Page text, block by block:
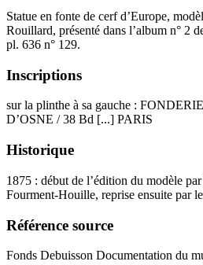
Statue en fonte de cerf d’Europe,
Rouillard, présenté dans l’album n° 2
pl. 636 n° 129.
Inscriptions
sur la plinthe à sa gauche :
D’OSNE / 38 Bd [...] PARIS
Historique
1875 : début de l’édition du modèle
Fourment-Houille, reprise ensuite par
Référence source
Fonds Debuisson Documentation du